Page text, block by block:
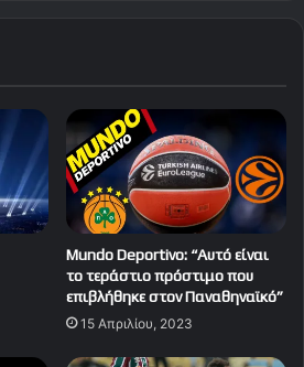
Mundo Deportivo: “Αυτό είναι
το τεράστιο πρόστιμο που
επιβλήθηκε στον Παναθηναϊκό”
15 Απριλίου, 2023